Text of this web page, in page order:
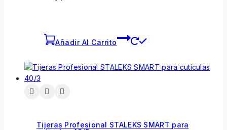
Añadir Al Carrito
Tijeras Profesional STALEKS SMART para